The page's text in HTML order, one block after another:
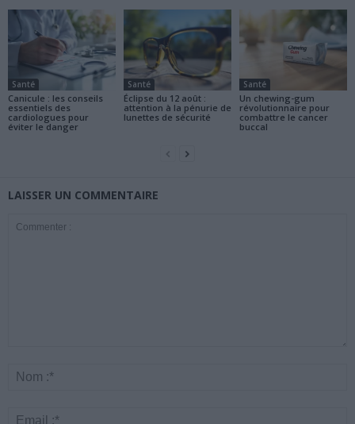
Santé
Canicule : les conseils
essentiels des
cardiologues pour
éviter le danger
Santé
Éclipse du 12 août :
attention à la pénurie de
lunettes de sécurité
Santé
Un chewing-gum
révolutionnaire pour
combattre le cancer
buccal
LAISSER UN COMMENTAIRE